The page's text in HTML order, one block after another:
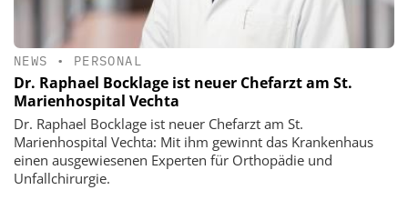
NEWS • PERSONAL
Dr. Raphael Bocklage ist neuer Chefarzt am St.
Marienhospital Vechta
Dr. Raphael Bocklage ist neuer Chefarzt am St.
Marienhospital Vechta: Mit ihm gewinnt das Krankenhaus
einen ausgewiesenen Experten für Orthopädie und
Unfallchirurgie.